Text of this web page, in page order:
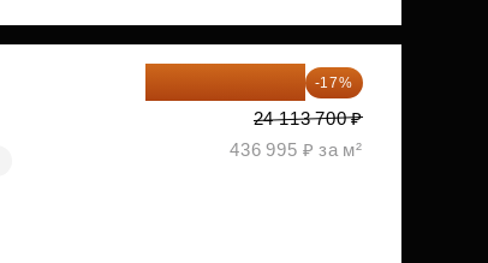
-17%
24 113 700 ₽
436 995 ₽ за м²